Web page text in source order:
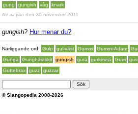
gung gungish våg
knark
Av ali yao den 30 november 2011
gungish? Hur menar du?
Närliggande ord: Gulp gul-väst Gummi Gummi-Adam
Gunga
Gunghästskit gungish gura gurkmeja Gurri
Guttebrax
guzz guzzar
© Slangopedia 2008-2026